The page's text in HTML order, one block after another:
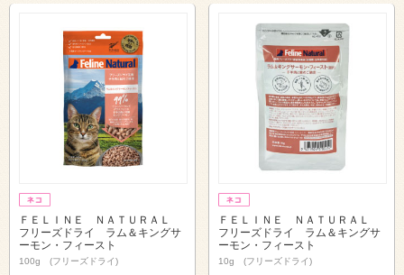
ＦＥＬＩＮＥ ＮＡＴＵＲＡＬ
フリーズドライ ラム＆キングサ
ーモン・フィースト
100g (フリーズドライ)
ＦＥＬＩＮＥ ＮＡＴＵＲＡＬ
フリーズドライ ラム＆キングサ
ーモン・フィースト
10g (フリーズドライ)